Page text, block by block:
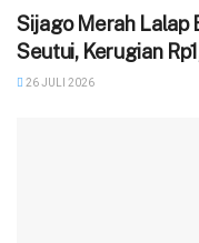
Sijago Merah Lalap
Seutui, Kerugian
26 JULI 2026